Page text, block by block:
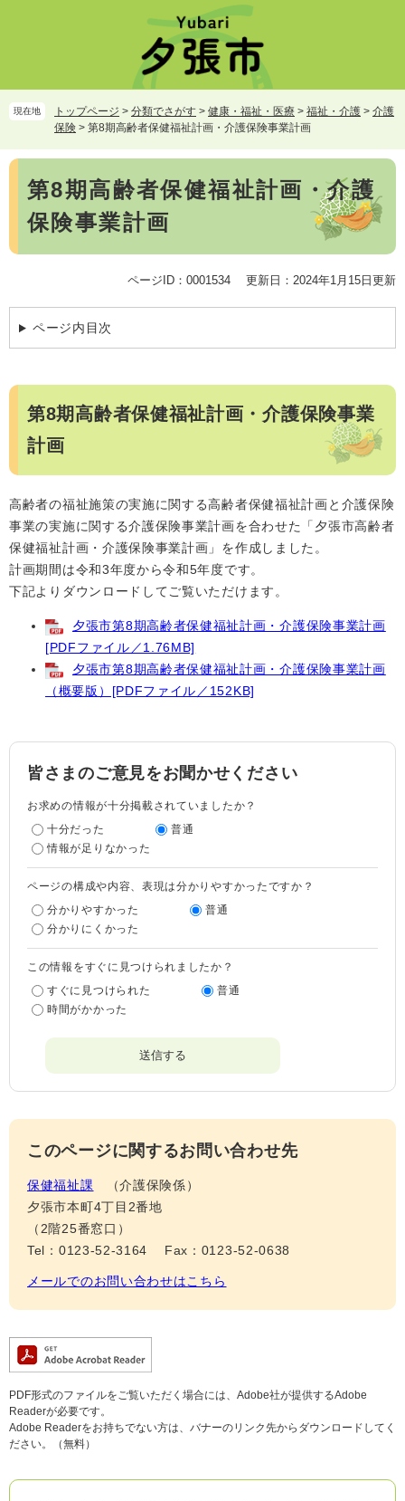
頭
で
飛
ば
て
現在地 トップページ > 分類でさがす > 健康・福祉・医療 > 福祉・介護 > 介護
保険 > 第8期高齢者保健福祉計画・介護保険事業計画
本
第8期高齢者保健福祉計画・介護
保険事業計画
ページID：0001534 更新日：2024年1月15日更新
ページ内目次
第8期高齢者保健福祉計画・介護保険事業
計画
高齢者の福祉施策の実施に関する高齢者保健福祉計画と介護保険
事業の実施に関する介護保険事業計画を合わせた「夕張市高齢者
保健福祉計画・介護保険事業計画」を作成しました。
計画期間は令和3年度から令和5年度です。
下記よりダウンロードしてご覧いただけます。
夕張市第8期高齢者保健福祉計画・介護保険事業計画
[PDFファイル／1.76MB]
夕張市第8期高齢者保健福祉計画・介護保険事業計画
（概要版）[PDFファイル／152KB]
皆さまのご意見をお聞かせください
お求めの情報が十分掲載されていましたか？
十分だった
普通
情報が足りなかった
ページの構成や内容、表現は分かりやすかったですか？
分かりやすかった
普通
分かりにくかった
この情報をすぐに見つけられましたか？
すぐに見つけられた
普通
時間がかかった
このページに関するお問い合わせ先
保健福祉課
介護保険係
夕張市本町4丁目2番地
（2階25番窓口）
Tel：0123-52-3164
Fax：0123-52-0638
メールでのお問い合わせはこちら
PDF形式のファイルをご覧いただく場合には、Adobe社が提供するAdobe
Readerが必要です。
Adobe Readerをお持ちでない方は、バナーのリンク先からダウンロードしてく
ださい。（無料）